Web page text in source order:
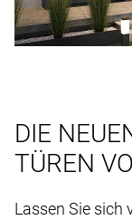
DIE
TÜREN
Lassen Sie sich